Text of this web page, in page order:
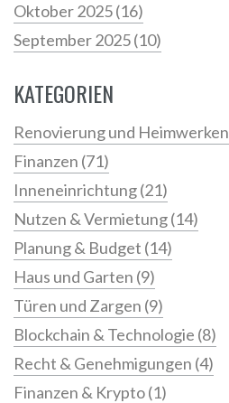
Oktober 2025(16)
September 2025(10)
KATEGORIEN
Renovierung und Heimwerken
Finanzen (71)
Inneneinrichtung(21)
Nutzen & Vermietung(14)
Planung & Budget (14)
Haus und Garten (9)
Türen und Zargen (9)
Blockchain & Technologie (8)
Recht & Genehmigungen (4)
Finanzen & Krypto(1)